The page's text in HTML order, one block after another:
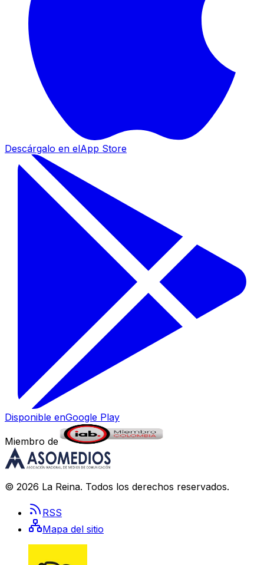
Descárgalo en elApp Store
Disponible enGoogle Play
Miembro de
© 2026 La Reina. Todos los derechos reservados.
RSS
Mapa del sitio